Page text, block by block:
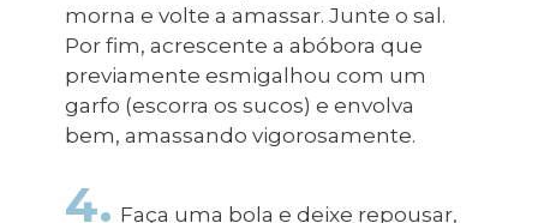
morna e volte a amassar. Junte o sal.
Por fim, acrescente a abóbora que
previamente esmigalhou com um
garfo (escorra os sucos) e envolva
bem, amassando vigorosamente.
4. Faça uma bola e deixe repousar,